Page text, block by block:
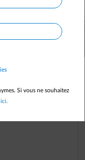
?
kWh, un excellent
.
Si vous ne souhaitez